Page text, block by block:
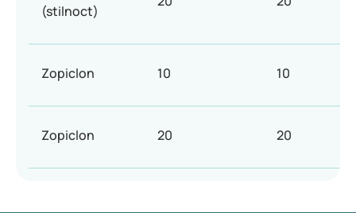
(stilnoct)
Zopiclon 10 10
Zopiclon 20 20